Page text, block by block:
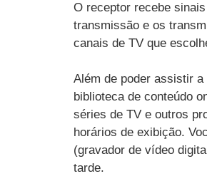
O receptor recebe
transmissão e os
canais de TV que
Além de poder assistir
biblioteca de conteúdo
séries de TV e outros
horários de exibição.
(gravador de vídeo
tarde.